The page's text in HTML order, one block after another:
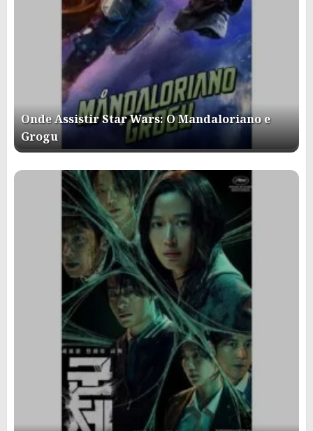
Onde Assistir Star Wars: O Mandaloriano e
Grogu